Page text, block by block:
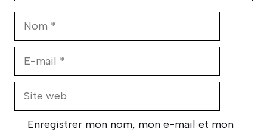
Enregistrer mon nom, mon e-mail et mon